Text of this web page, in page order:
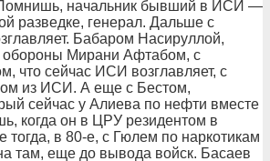
начальник бывший в ИСИ —
разведке, генерал. Дальше с
Бабаром Насируллой,
обороны Мирани Афтабом, с
что сейчас ИСИ возглавляет, с
из ИСИ. А еще с Бестом,
сейчас у Алиева по нефти вместе
когда он в ЦРУ резидентом в
в 80-е, с Гюлем по наркотикам
там, еще до вывода войск. Басаев